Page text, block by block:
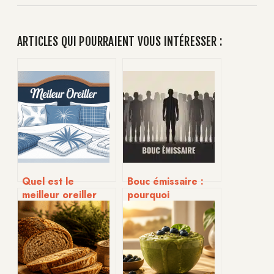
ARTICLES QUI POURRAIENT VOUS INTÉRESSER :
Quel est le
meilleur oreiller
pour bien dormir
en 2026
Bouc émissaire :
pourquoi
désignons-nous un
coupable pour
apaiser nos
tensions ?